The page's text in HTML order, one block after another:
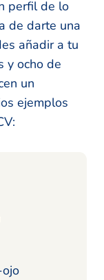
perfil de lo
de darte una
añadir a tu
y ocho de
un
ejemplos